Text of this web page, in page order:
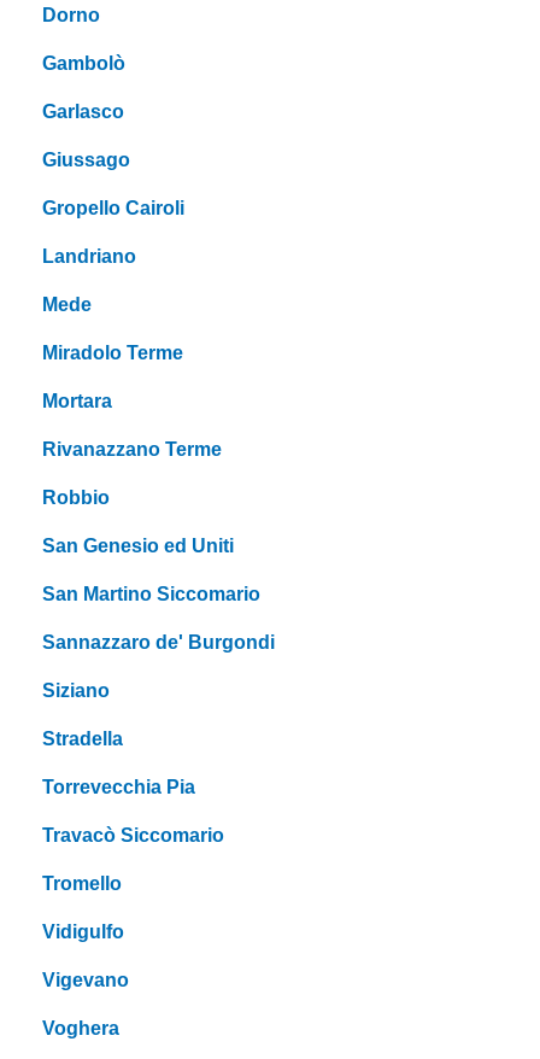
Dorno
Gambolò
Garlasco
Giussago
Gropello Cairoli
Landriano
Mede
Miradolo Terme
Mortara
Rivanazzano Terme
Robbio
San Genesio ed Uniti
San Martino Siccomario
Sannazzaro de' Burgondi
Siziano
Stradella
Torrevecchia Pia
Travacò Siccomario
Tromello
Vidigulfo
Vigevano
Voghera